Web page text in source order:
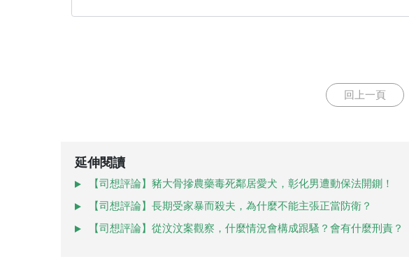
回上一頁
延伸閱讀
【司想評論】豬大骨摻農藥毒死鄰居愛犬，彰化男遭動保法開鍘！
【司想評論】長期受家暴而殺夫，為什麼不能主張正當防衛？
【司想評論】從汶汶案觀察，什麼情況會構成跟騷？會有什麼刑責？